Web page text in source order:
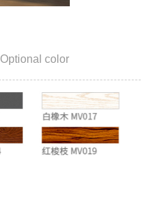
Optional color